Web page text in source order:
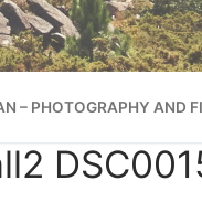
– PHOTOGRAPHY AND